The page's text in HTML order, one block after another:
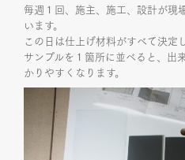
毎週１回、施主、施工、設計が現
います。
この日は仕上げ材料がすべて決定
サンプルを１箇所に並べると、出
かりやすくなります。